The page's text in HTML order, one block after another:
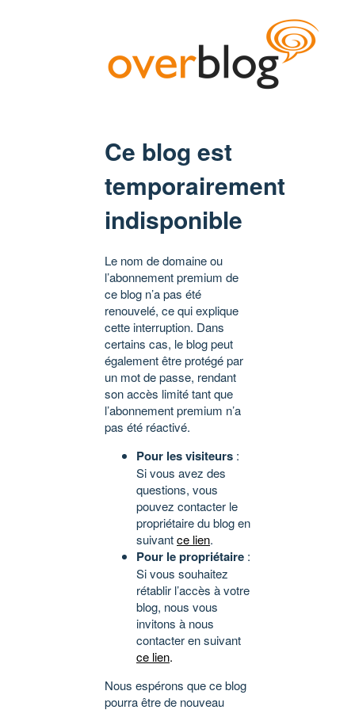
Ce blog est
temporairement
indisponible
Le nom de domaine ou
l’abonnement premium de
ce blog n’a pas été
renouvelé, ce qui explique
cette interruption. Dans
certains cas, le blog peut
également être protégé par
un mot de passe, rendant
son accès limité tant que
l’abonnement premium n’a
pas été réactivé.
Pour les visiteurs :
Si vous avez des
questions, vous
pouvez contacter le
propriétaire du blog en
suivantce lien.
Pour le propriétaire :
Si vous souhaitez
rétablir l’accès à votre
blog, nous vous
invitons à nous
contacter en suivant
ce lien.
Nous espérons que ce blog
pourra être de nouveau